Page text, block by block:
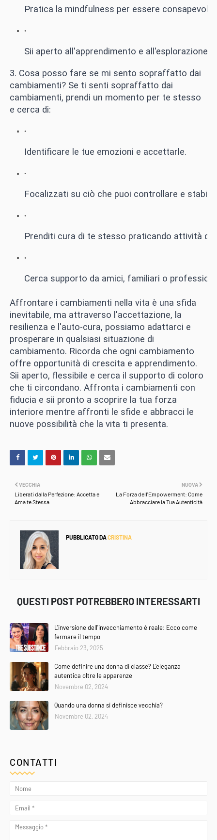
Pratica la mindfulness per essere
Sii aperto all'apprendimento e all'esplorazione
3. Cosa posso fare se mi sento sopraffatto dai
cambiamenti? Se ti senti sopraffatto dai
cambiamenti, prendi un momento per te stesso
e cerca di:
Identificare le tue emozioni e accettarle.
Focalizzati su ciò che puoi controllare e
Prenditi cura di te stesso praticando attività di
Cerca supporto da amici, familiari o
Affrontare i cambiamenti nella vita è una sfida
inevitabile, ma attraverso l'accettazione, la
resilienza e l'auto-cura, possiamo adattarci e
prosperare in qualsiasi situazione di
cambiamento. Ricorda che ogni cambiamento
offre opportunità di crescita e apprendimento.
Sii aperto, flessibile e cerca il supporto di coloro
che ti circondano. Affronta i cambiamenti con
fiducia e sii pronto a scoprire la tua forza
interiore mentre affronti le sfide e abbracci le
nuove possibilità che la vita ti presenta.
NUOVA
La Forza dell'Empowerment: Come
Abbracciare la Tua Autenticità
VECCHIA
Liberati dalla Perfezione: Accetta e
Ama te Stessa
PUBBLICATO DACRISTINA
QUESTI POST POTREBBERO INTERESSARTI
L'inversione dell'invecchiamento è reale: Ecco come
fermare il tempo
Febbraio 23, 2025
Come definire una donna di classe? L'eleganza
autentica oltre le apparenze
Novembre 02, 2024
Quando una donna si definisce vecchia?
Novembre 02, 2024
CONTATTI